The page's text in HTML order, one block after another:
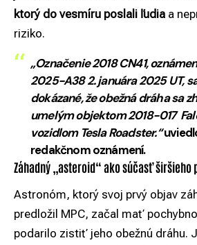
ktorý do vesmíru poslali ľudia a
riziko.
„Označenie 2018 CN41,
2025-A38 2. januára 2025 UT,
dokázané, že obežná dráha sa
umelým objektom 2018-017
vozidlom Tesla Roadster.“
redakčnom oznámení.
Záhadný „asteroid“ ako súčasť širšieho
Astronóm, ktorý svoj prvý objav
predložil MPC, začal mať
podarilo zistiť jeho obežnú dráhu.